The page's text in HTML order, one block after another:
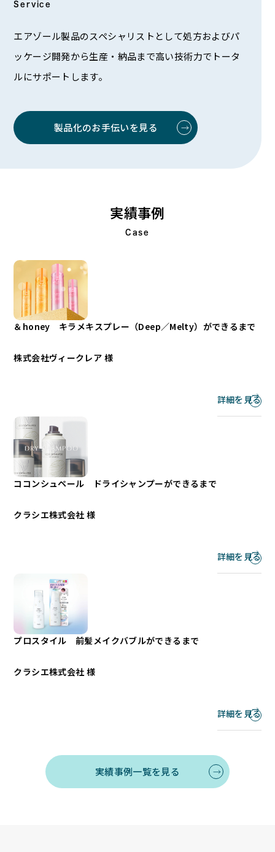
Service
エアゾール製品のスペシャリストとして処方およびパ
ッケージ開発から生産・納品まで高い技術力でトータ
ルにサポートします。
製品化のお手伝いを見る
実績事例
Case
＆honey キラメキスプレー（Deep／Melty）ができるまで
株式会社ヴィークレア 様
詳細を見る
ココンシュペール ドライシャンプーができるまで
クラシエ株式会社 様
詳細を見る
プロスタイル 前髪メイクバブルができるまで
クラシエ株式会社 様
詳細を見る
実績事例一覧を見る